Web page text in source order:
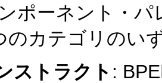
ポーネント・
のカテゴリのい
ストラクト :